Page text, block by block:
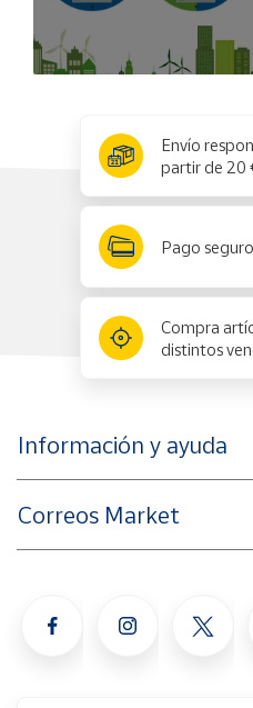
Envío
partir de 20
Pago seguro
Compra
distintos
Información y ayuda
Correos Market